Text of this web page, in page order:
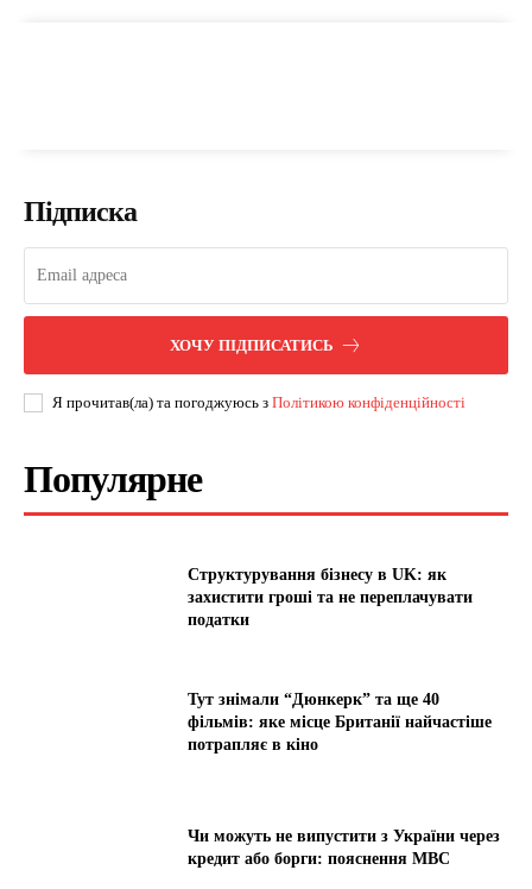
Підписка
ХОЧУ ПІДПИСАТИСЬ
Я прочитав(ла) та погоджуюсь з Політикою конфіденційності
Популярне
Структурування бізнесу в UK: як
захистити гроші та не переплачувати
податки
Тут знімали “Дюнкерк” та ще 40
фільмів: яке місце Британії найчастіше
потрапляє в кіно
Чи можуть не випустити з України через
кредит або борги: пояснення МВС